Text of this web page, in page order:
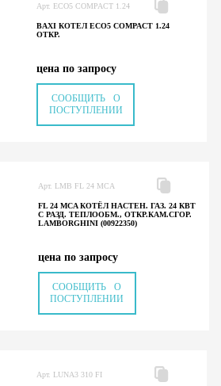
Арт. ECO5 COMPACT 1.24
BAXI КОТЕЛ ECO5 COMPACT 1.24
ОТКР.
цена по запросу
СООБЩИТЬ О
ПОСТУПЛЕНИИ
Арт. LMB FL 24 MCA
FL 24 MCA КОТЁЛ НАСТЕН. ГАЗ. 24 КВТ
С РАЗД. ТЕПЛООБМ., ОТКР.КАМ.СГОР.
LAMBORGHINI (00922350)
цена по запросу
СООБЩИТЬ О
ПОСТУПЛЕНИИ
Арт. LUNA3 310 FI